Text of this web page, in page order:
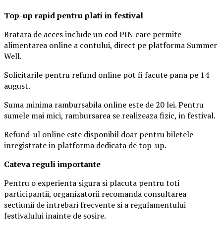
Top-up rapid pentru plati in festival
Bratara de acces include un cod PIN care permite
alimentarea online a contului, direct pe platforma Summer
Well.
Solicitarile pentru refund online pot fi facute pana pe 14
august.
Suma minima rambursabila online este de 20 lei. Pentru
sumele mai mici, rambursarea se realizeaza fizic, in festival.
Refund-ul online este disponibil doar pentru biletele
inregistrate in platforma dedicata de top-up.
Cateva reguli importante
Pentru o experienta sigura si placuta pentru toti
participantii, organizatorii recomanda consultarea
sectiunii de intrebari frecvente si a regulamentului
festivalului inainte de sosire.